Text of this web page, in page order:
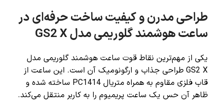
طراحی مدرن و کیفیت ساخت حرفه‌ای در
ساعت هوشمند گلوریمی مدل GS2 X
یکی از مهم‌ترین نقاط قوت ساعت هوشمند گلوریمی مدل
GS2 X طراحی جذاب و ارگونومیک آن است. این ساعت از
قاب فلزی مقاوم به همراه متریال PC1414 ساخته شده و
ظاهر آن حس یک ساعت پریمیوم را به کاربر منتقل می‌کند.